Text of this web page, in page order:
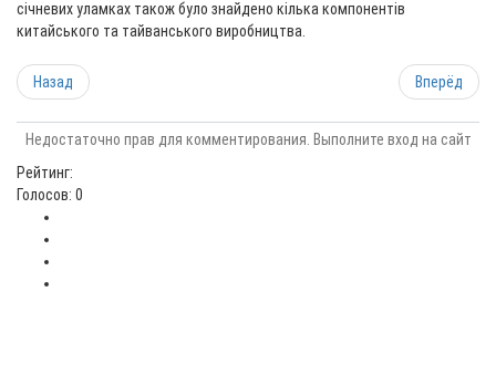
січневих уламках також було знайдено кілька компонентів
китайського та тайванського виробництва.
Назад Вперёд
Недостаточно прав для комментирования. Выполните вход на сайт
Рейтинг:
Голосов: 0